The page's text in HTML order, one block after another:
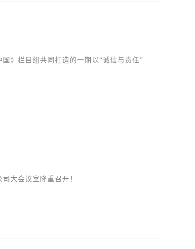
》栏目组共同打造的一期以“诚信与责任”
大会议室隆重召开！